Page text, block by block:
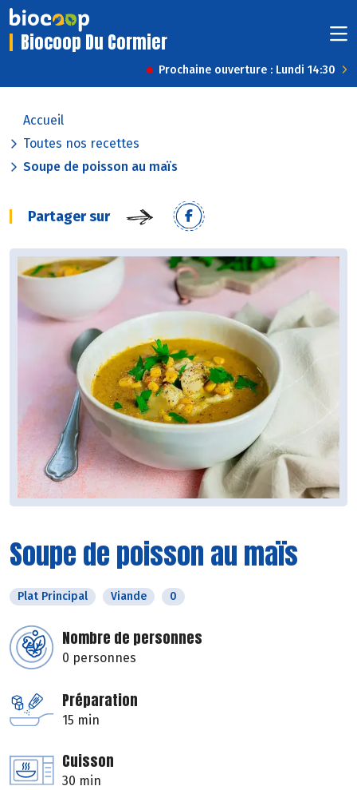
Biocoop Du Cormier
Prochaine ouverture : Lundi 14:30
Accueil
Toutes nos recettes
Soupe de poisson au maïs
Partager sur
Soupe de poisson au maïs
Plat Principal Viande 0
Nombre de personnes
0 personnes
Préparation
15 min
Cuisson
30 min